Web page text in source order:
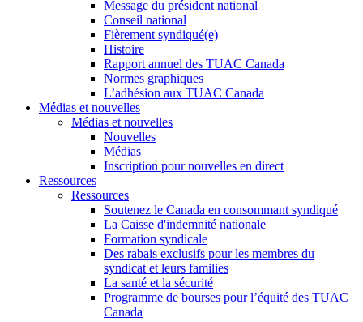
Message du président national
Conseil national
Fièrement syndiqué(e)
Histoire
Rapport annuel des TUAC Canada
Normes graphiques
L’adhésion aux TUAC Canada
Médias et nouvelles
Médias et nouvelles
Nouvelles
Médias
Inscription pour nouvelles en direct
Ressources
Ressources
Soutenez le Canada en consommant syndiqué
La Caisse d'indemnité nationale
Formation syndicale
Des rabais exclusifs pour les membres du
syndicat et leurs families
La santé et la sécurité
Programme de bourses pour l’équité des TUAC
Canada